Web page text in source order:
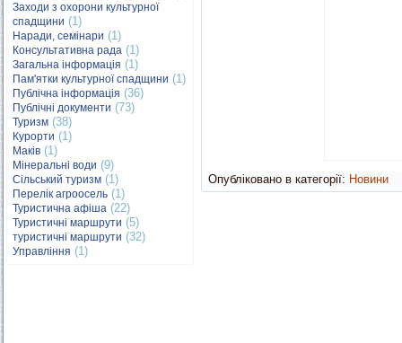
Заходи з охорони культурної
спадщини (1)
Наради, семінари (1)
Консультативна рада (1)
Загальна інформація (1)
Пам'ятки культурної спадщини (1)
Публічна інформація (36)
Публічні документи (73)
Туризм (38)
Курорти (1)
Маків (1)
Мінеральні води (9)
Сільський туризм (1)
Перелік агроосель (1)
Туристична афіша (22)
Туристичні маршрути (5)
туристичні маршрути (32)
Управління (1)
Опубліковано в категорії: Новини